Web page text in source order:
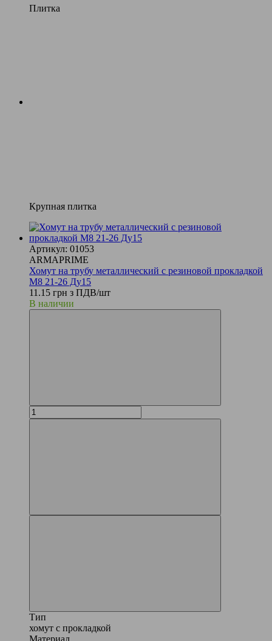
Плитка
Крупная плитка
Артикул: 01053
ARMAPRIME
Хомут на трубу металлический с резиновой прокладкой
М8 21-26 Ду15
11.15 грн з ПДВ/шт
В наличии
Тип
хомут с прокладкой
Материал